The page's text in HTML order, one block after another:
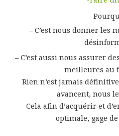
– C’est nous donner les
– C’est aussi nous assurer
meilleures au
Rien n’est jamais
avancent, nous
Cela afin d’acquérir et
optimale, gage